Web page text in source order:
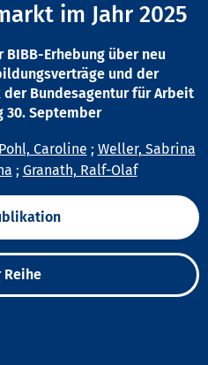
im Jahr 2025
Erhebung über neu
und der
Bundesagentur für Arbeit
30. September
Caroline ; Weller, Sabrina
; Granath, Ralf-Olaf
Reihe